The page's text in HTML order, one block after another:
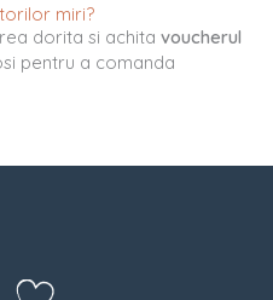
miri?
dorita si achita voucherul
pentru a comanda